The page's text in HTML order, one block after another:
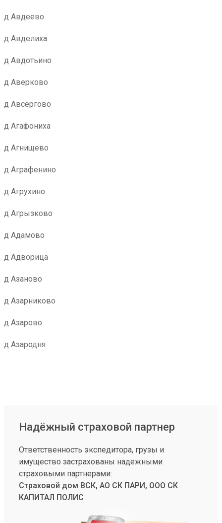
д Авдеево
д Авделиха
д Авдотьино
д Аверково
д Авсергово
д Агафониха
д Агнищево
д Аграфенино
д Агрухино
д Агрызково
д Адамово
д Адворица
д Азаново
д Азарниково
д Азарово
д Азародня
Надёжный страховой партнер
Ответственность экспедитора, грузы и
имущество застрахованы надежными
страховыми партнерами:
Страховой дом ВСК, АО СК ПАРИ, ООО СК
КАПИТАЛ ПОЛИС